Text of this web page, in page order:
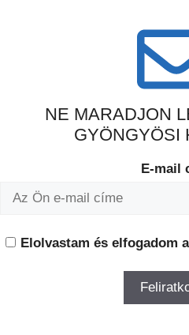
NE MARADJON
GYÖNGYÖSI
E-mail
Elolvastam és elfogadom a